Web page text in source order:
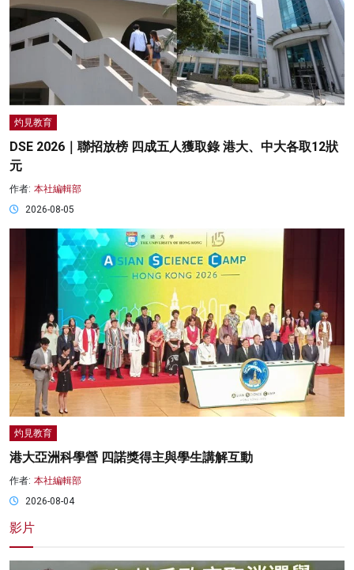
灼見教育
DSE 2026｜聯招放榜 四成五人獲取錄 港大、中大各取12狀
元
作者: 本社編輯部
2026-08-05
灼見教育
港大亞洲科學營 四諾獎得主與學生講解互動
作者: 本社編輯部
2026-08-04
影片